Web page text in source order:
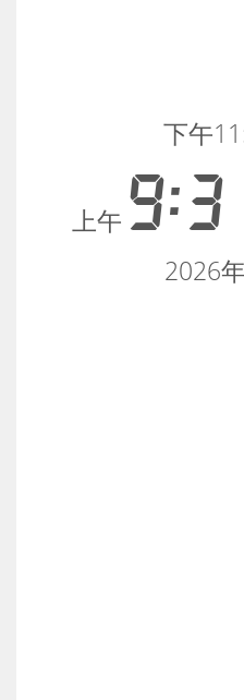
上午
下午
2026